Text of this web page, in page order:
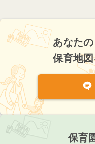
あなた
保育地図
保育